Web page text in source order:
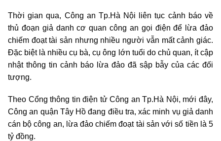
Thời gian qua, Công an Tp.Hà Nội liên tục cảnh báo về
thủ đoạn giả danh cơ quan công an gọi điện để lừa đảo
chiếm đoạt tài sản nhưng nhiều người vẫn mất cảnh giác.
Đặc biệt là nhiều cụ bà, cụ ông lớn tuổi do chủ quan, ít cập
nhật thông tin cảnh báo lừa đảo đã sập bẫy của các đối
tượng.
Theo Cổng thông tin điện tử Công an Tp.Hà Nội, mới đây,
Công an quận Tây Hồ đang điều tra, xác minh vụ giả danh
cán bộ công an, lừa đảo chiếm đoạt tài sản với số tiền là 5
tỷ đồng.